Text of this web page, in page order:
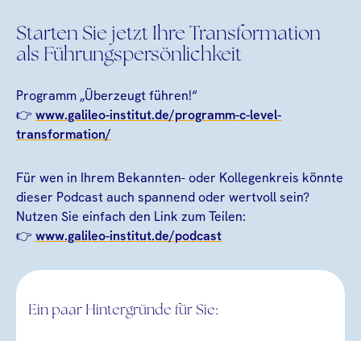
Starten Sie jetzt Ihre Transformation
als Führungspersönlichkeit
Programm „Überzeugt führen!“
👉 www.galileo-institut.de/programm-c-level-
transformation/
Für wen in Ihrem Bekannten- oder Kollegenkreis könnte
dieser Podcast auch spannend oder wertvoll sein?
Nutzen Sie einfach den Link zum Teilen:
👉 www.galileo-institut.de/podcast
Ein paar Hintergründe für Sie: